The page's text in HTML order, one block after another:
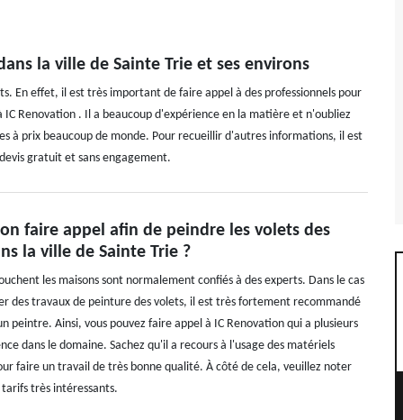
la ville de Sainte Trie et ses environs
En effet, il est très important de faire appel à des professionnels pour
Renovation . Il a beaucoup d'expérience en la matière et n'oubliez
à prix beaucoup de monde. Pour recueillir d'autres informations, il est
gratuit et sans engagement.
faire appel afin de peindre les volets des
la ville de Sainte Trie ?
les maisons sont normalement confiés à des experts. Dans le cas
des travaux de peinture des volets, il est très fortement recommandé
peintre. Ainsi, vous pouvez faire appel à IC Renovation qui a plusieurs
dans le domaine. Sachez qu'il a recours à l'usage des matériels
faire un travail de très bonne qualité. À côté de cela, veuillez noter
très intéressants.